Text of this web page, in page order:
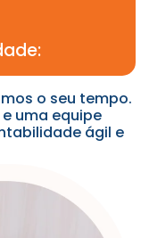
o seu tempo.
uma equipe
ágil e